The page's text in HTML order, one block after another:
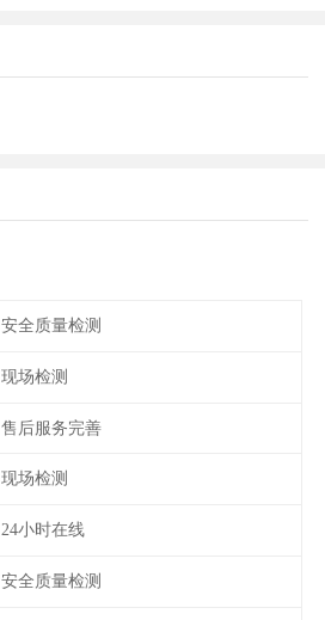
安全质量检测
现场检测
售后服务完善
现场检测
24小时在线
安全质量检测